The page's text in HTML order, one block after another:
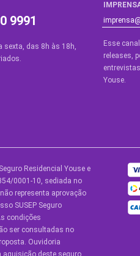
9991
sexta, das 8h às 18h,
Esse
releases,
Youse.​
AJUDA
Central de Ajuda
Política de
Privacidade
Residencial Youse e
0001-10, sediada no
representa aprovação
SUSEP Seguro
condições
ser consultadas no
Ouvidoria
deste seguro,